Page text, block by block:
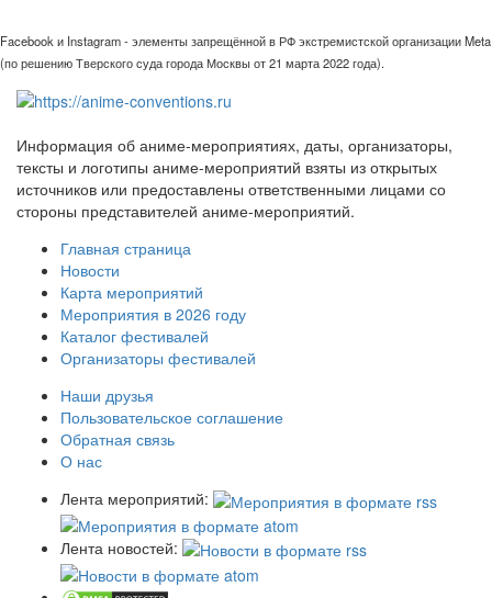
Facebook и Instagram - элементы запрещённой в РФ экстремистской организации Meta
(по решению Тверского суда города Москвы от 21 марта 2022 года).
Информация об аниме-мероприятиях, даты, организаторы,
тексты и логотипы аниме-мероприятий взяты из открытых
источников или предоставлены ответственными лицами со
стороны представителей аниме-мероприятий.
Главная страница
Новости
Карта мероприятий
Мероприятия в 2026 году
Каталог фестивалей
Организаторы фестивалей
Наши друзья
Пользовательское соглашение
Обратная связь
О нас
Лента мероприятий:
Лента новостей: